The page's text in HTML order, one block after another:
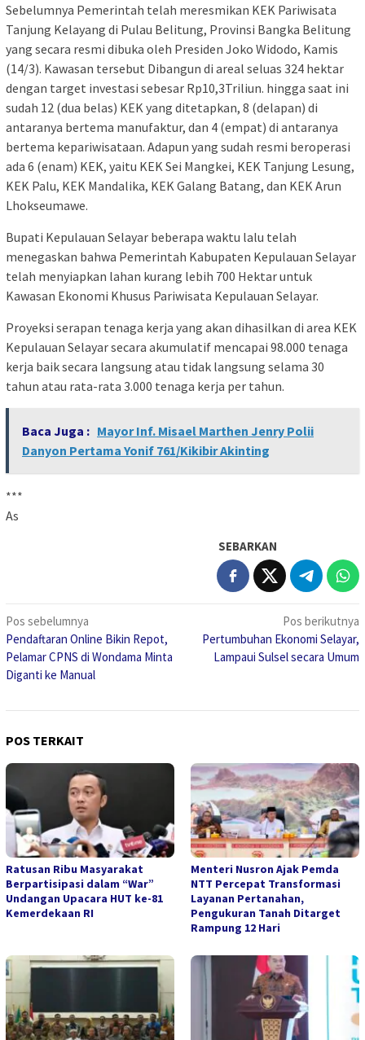
Sebelumnya Pemerintah telah meresmikan KEK Pariwisata
Tanjung Kelayang di Pulau Belitung, Provinsi Bangka Belitung
yang secara resmi dibuka oleh Presiden Joko Widodo, Kamis
(14/3). Kawasan tersebut Dibangun di areal seluas 324 hektar
dengan target investasi sebesar Rp10,3Triliun. hingga saat ini
sudah 12 (dua belas) KEK yang ditetapkan, 8 (delapan) di
antaranya bertema manufaktur, dan 4 (empat) di antaranya
bertema kepariwisataan. Adapun yang sudah resmi beroperasi
ada 6 (enam) KEK, yaitu KEK Sei Mangkei, KEK Tanjung Lesung,
KEK Palu, KEK Mandalika, KEK Galang Batang, dan KEK Arun
Lhokseumawe.
Bupati Kepulauan Selayar beberapa waktu lalu telah
menegaskan bahwa Pemerintah Kabupaten Kepulauan Selayar
telah menyiapkan lahan kurang lebih 700 Hektar untuk
Kawasan Ekonomi Khusus Pariwisata Kepulauan Selayar.
Proyeksi serapan tenaga kerja yang akan dihasilkan di area KEK
Kepulauan Selayar secara akumulatif mencapai 98.000 tenaga
kerja baik secara langsung atau tidak langsung selama 30
tahun atau rata-rata 3.000 tenaga kerja per tahun.
Baca Juga : Mayor Inf. Misael Marthen Jenry Polii
Danyon Pertama Yonif 761/Kikibir Akinting
***
As
SEBARKAN
Navigasi
pos
Pos sebelumnya
Pendaftaran Online Bikin Repot,
Pelamar CPNS di Wondama Minta
Diganti ke Manual
Pos berikutnya
Pertumbuhan Ekonomi Selayar,
Lampaui Sulsel secara Umum
POS TERKAIT
Ratusan Ribu Masyarakat
Berpartisipasi dalam “War”
Undangan Upacara HUT ke-81
Kemerdekaan RI
Menteri Nusron Ajak Pemda
NTT Percepat Transformasi
Layanan Pertanahan,
Pengukuran Tanah Ditarget
Rampung 12 Hari